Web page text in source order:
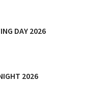
DAY 2026
2026